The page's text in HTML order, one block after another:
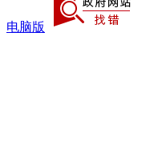
电脑版